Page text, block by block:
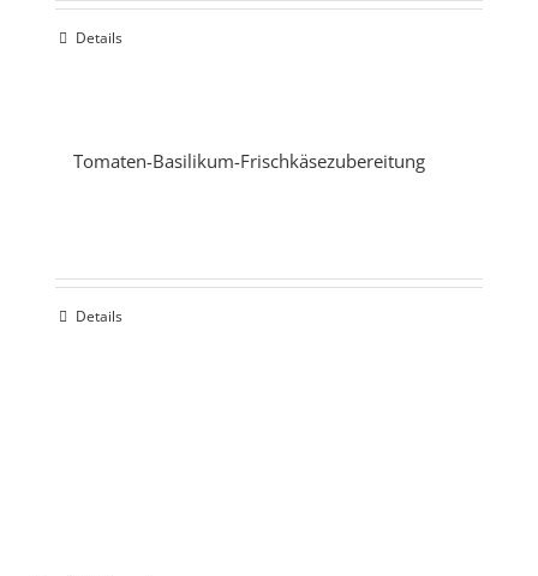
Details
Tomaten-Basilikum-Frischkäsezubereitung
Details